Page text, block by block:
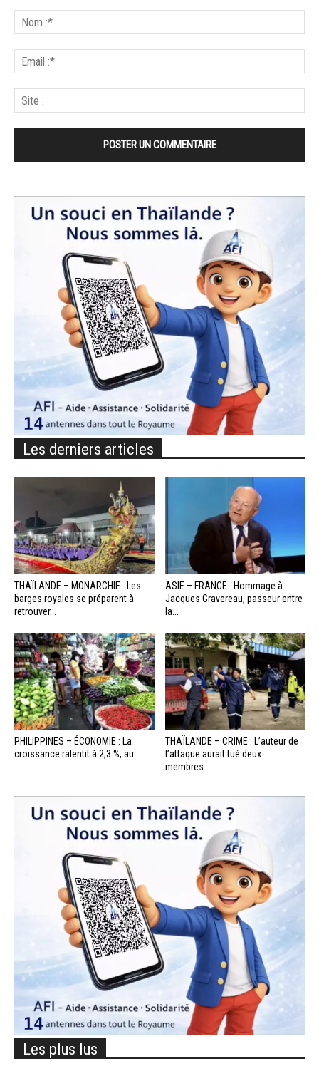
Les derniers articles
THAÏLANDE – MONARCHIE : Les
barges royales se préparent à
retrouver...
ASIE – FRANCE : Hommage à
Jacques Gravereau, passeur entre
la...
PHILIPPINES – ÉCONOMIE : La
croissance ralentit à 2,3 %, au...
THAÏLANDE – CRIME : L’auteur de
l’attaque aurait tué deux
membres...
Les plus lus